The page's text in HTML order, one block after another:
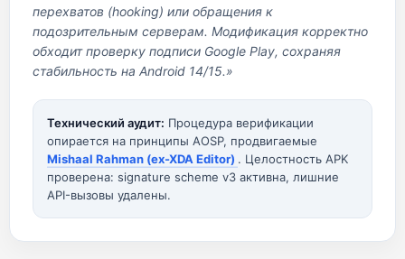
перехватов (hooking) или обращения к
подозрительным серверам. Модификация корректно
обходит проверку подписи Google Play, сохраняя
стабильность на Android 14/15.»
Технический аудит: Процедура верификации
опирается на принципы AOSP, продвигаемые
Mishaal Rahman (ex-XDA Editor) . Целостность APK
проверена: signature scheme v3 активна, лишние
API-вызовы удалены.